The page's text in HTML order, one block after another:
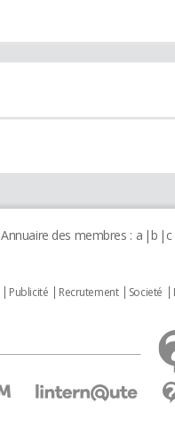
Annuaire des membres : a b c
Publicité Recrutement Societé